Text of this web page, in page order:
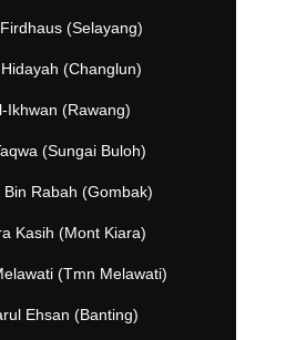
(Selayang)
(Changlun)
Ikhwan (Rawang)
(Sungai Buloh)
Bin Rabah (Gombak)
Kasih (Mont Kiara)
(Tmn Melawati)
Ehsan (Banting)